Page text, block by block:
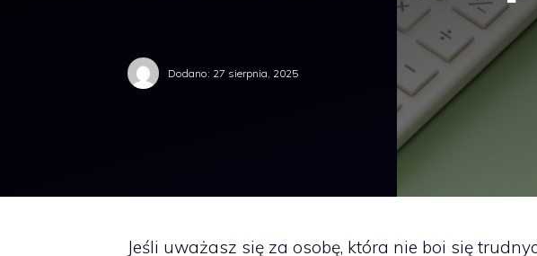
Dodano: 27 sierpnia, 2025
Jeśli uważasz się za osobę, która nie boi się